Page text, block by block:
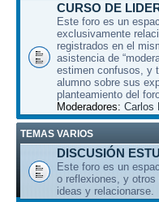
CURSO DE
Este foro es un
exclusivamente
registrados en el
asistencia de
estimen confusos, y
alumno sobre sus
planteamiento del
Moderadores: Carlos
TEMAS VARIOS
DISCUSIÓN
Este foro es un
o reflexiones, y otros
ideas y relacionarse.